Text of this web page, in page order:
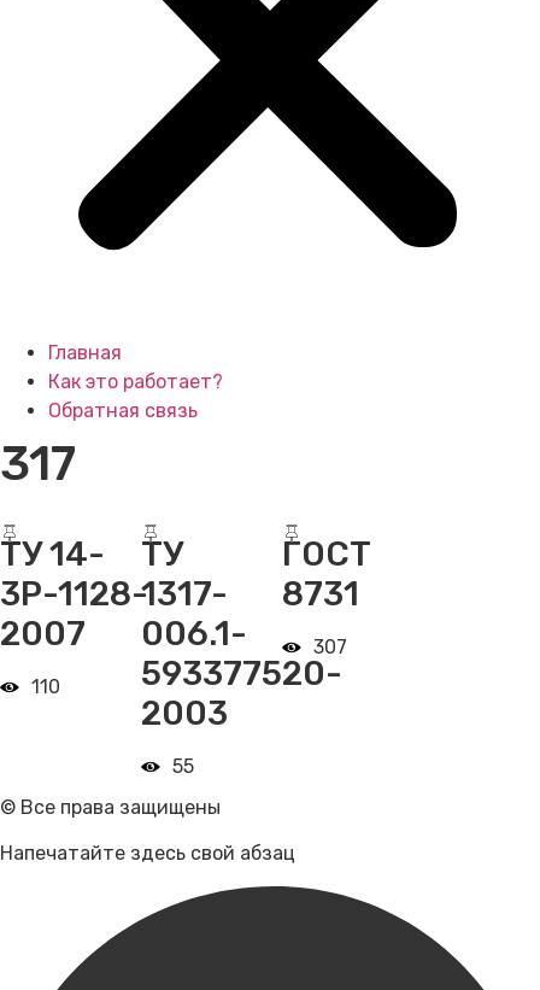
Главная
Как это работает?
Обратная связь
317
ТУ 14-
3Р-1128-
2007
110
ТУ
1317-
006.1-
593377520-
2003
55
ГОСТ
8731
307
© Все права защищены
Напечатайте здесь свой абзац